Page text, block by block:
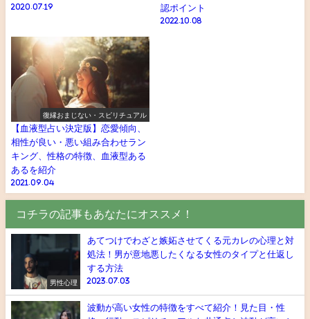
2020.07.19
認ポイント
2022.10.08
復縁おまじない・スピリチュアル
【血液型占い決定版】恋愛傾向、
相性が良い・悪い組み合わせラン
キング、性格の特徴、血液型ある
あるを紹介
2021.09.04
コチラの記事もあなたにオススメ！
男性心理
あてつけでわざと嫉妬させてくる元カレの心理と対
処法！男が意地悪したくなる女性のタイプと仕返し
する方法
2023.07.03
波動が高い女性の特徴をすべて紹介！見た目・性